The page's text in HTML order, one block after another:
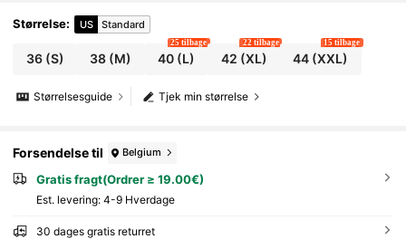
Størrelse: US Standard
36(S) 38 (M) 40(L)
25 tilbage
42 (XL)
22 tilbage
44 (XXL)
15 tilbage
Tjek min størrelse
Størrelsesguide
Forsendelse til Belgium
Gratis fragt(Ordrer ≥ 19.00€)
Est. levering: 4-9 Hverdage
30 dages gratis returret